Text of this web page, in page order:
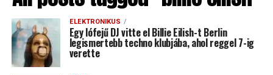
ELEKTRONIKUS
Egy lófejű DJ vitte el Billie Eilish-t Berlin
legismertebb techno klubjába, ahol reggel 7-ig
verette